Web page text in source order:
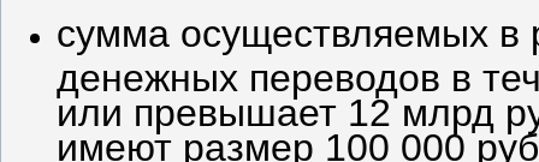
сумма осуществляемых в
денежных переводов в
или превышает 12 млрд
имеют размер 100 000